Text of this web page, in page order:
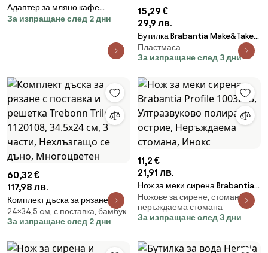
Адаптер за мляно кафе
Wacaco Picopresso, 12 г, За
За изпращане след 2 дни
15,29 €
29,9 лв.
Бутилка Brabantia Make&Take
1006280, 500 мл, С цедка,
Защита от разливане, Широк
Пластмаса
За изпращане след 3 дни
60,32 €
117,98 лв.
Комплект дъска за рязане с
поставка и решетка Trebonn
Trilogy 1120108, 34.5x24 см, 3
Многоцветен
24×34,5 cм, с поставка, бамбук
За изпращане след 2 дни
11,2 €
21,91 лв.
Нож за меки сирена Brabantia
Profile 1003285, Ултразвуково
полирано острие, Неръждаема
стомана, Инокс
Ножове за сирене, стомана,
неръждаема стомана
За изпращане след 3 дни